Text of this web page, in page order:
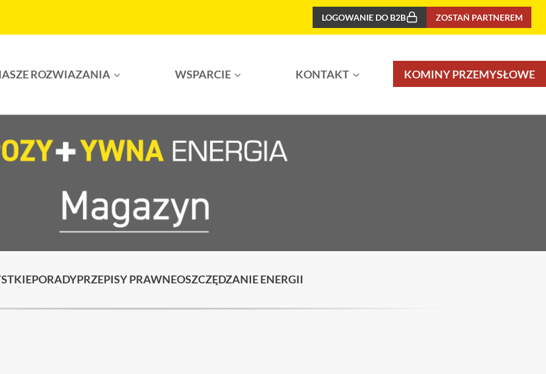
LOGOWANIE DO B2B ZOSTAŃ PARTNEREM
ROZWIAZANIA WSPARCIE KONTAKT KOMINY PRZEMYSŁOWE
PORADYPRZEPISY PRAWNEOSZCZĘDZANIE ENERGII